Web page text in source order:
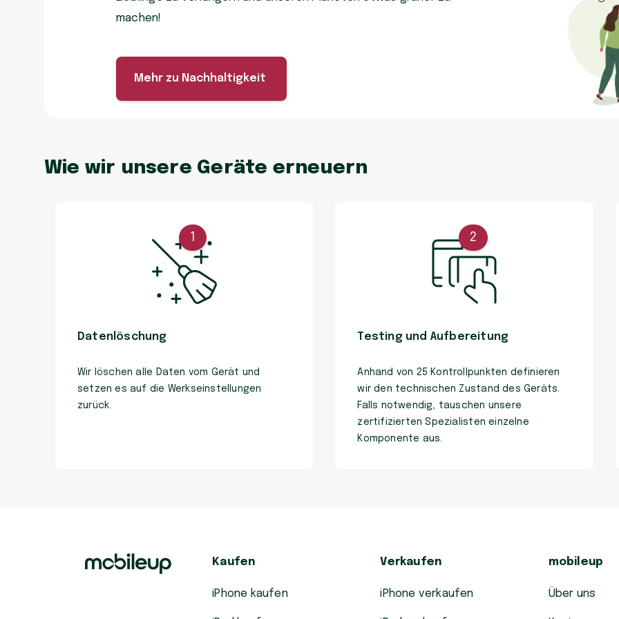
machen!
Mehr zu Nachhaltigkeit
Wie wir unsere Geräte erneuern
1
Datenlöschung
Wir löschen alle Daten vom Gerät und
setzen es auf die Werkseinstellungen
zurück.
2
Testing und Aufbereitung
Anhand von 25 Kontrollpunkten definieren
wir den technischen Zustand des Geräts.
Falls notwendig, tauschen unsere
zertifizierten Spezialisten einzelne
Komponente aus.
Kaufen
iPhone kaufen
Verkaufen
iPhone verkaufen
mobileup
Über uns